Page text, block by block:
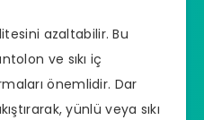
azaltabilir. Bu
ve sıkı iç
önemlidir. Dar
yünlü veya sıkı